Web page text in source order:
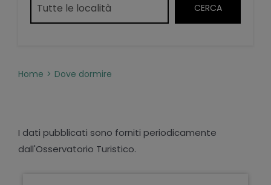
Home Dove dormire
I dati pubblicati sono forniti periodicamente
dall'Osservatorio Turistico.